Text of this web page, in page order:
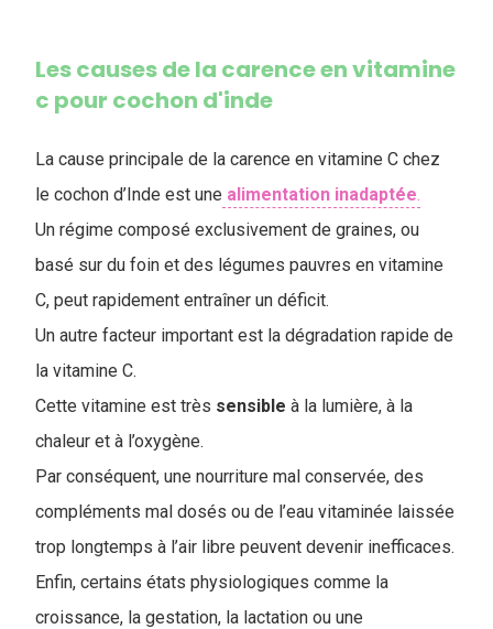
Les causes de la carence en vitamine
c pour cochon d'inde
La cause principale de la carence en vitamine C chez
le cochon d’Inde est une alimentation inadaptée.
Un régime composé exclusivement de graines, ou
basé sur du foin et des légumes pauvres en vitamine
C, peut rapidement entraîner un déficit.
Un autre facteur important est la dégradation rapide de
la vitamine C.
Cette vitamine est très sensible à la lumière, à la
chaleur et à l’oxygène.
Par conséquent, une nourriture mal conservée, des
compléments mal dosés ou de l’eau vitaminée laissée
trop longtemps à l’air libre peuvent devenir inefficaces.
Enfin, certains états physiologiques comme la
croissance, la gestation, la lactation ou une